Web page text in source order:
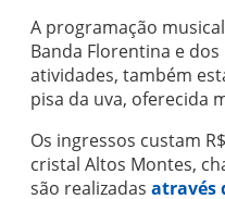
A programação
Banda Florentina e dos
atividades, também
pisa da uva, oferecida
Os ingressos custam
cristal Altos Montes,
são realizadas através